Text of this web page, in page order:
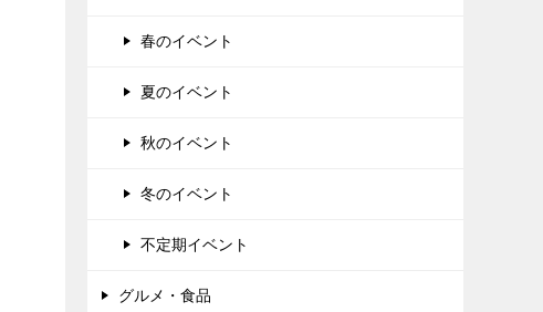
春のイベント
夏のイベント
秋のイベント
冬のイベント
不定期イベント
グルメ・食品